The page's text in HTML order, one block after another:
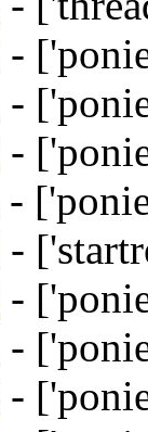
-
-
-
-
-
-
-
-